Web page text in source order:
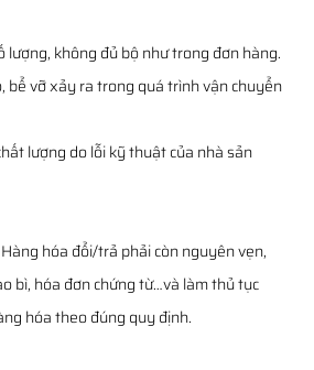
lượng, không đủ bộ như trong đơn hàng.
bể vỡ xảy ra trong quá trình vận chuyển
lượng do lỗi kỹ thuật của nhà sản
hóa đổi/trả phải còn nguyên vẹn,
bì, hóa đơn chứng từ…và làm thủ tục
hóa theo đúng quy định.